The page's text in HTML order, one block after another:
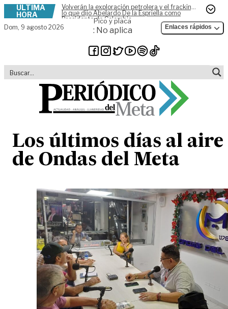
Skip to content
ÚLTIMA
HORA
Volverán la exploración petrolera y el fracking,
lo que dijo Abelardo De la Espriella como
Presidente de Colombia
Dom, 9 agosto 2026
Pico y placa
: No aplica Enlaces rápidos
Los últimos días al aire
de Ondas del Meta